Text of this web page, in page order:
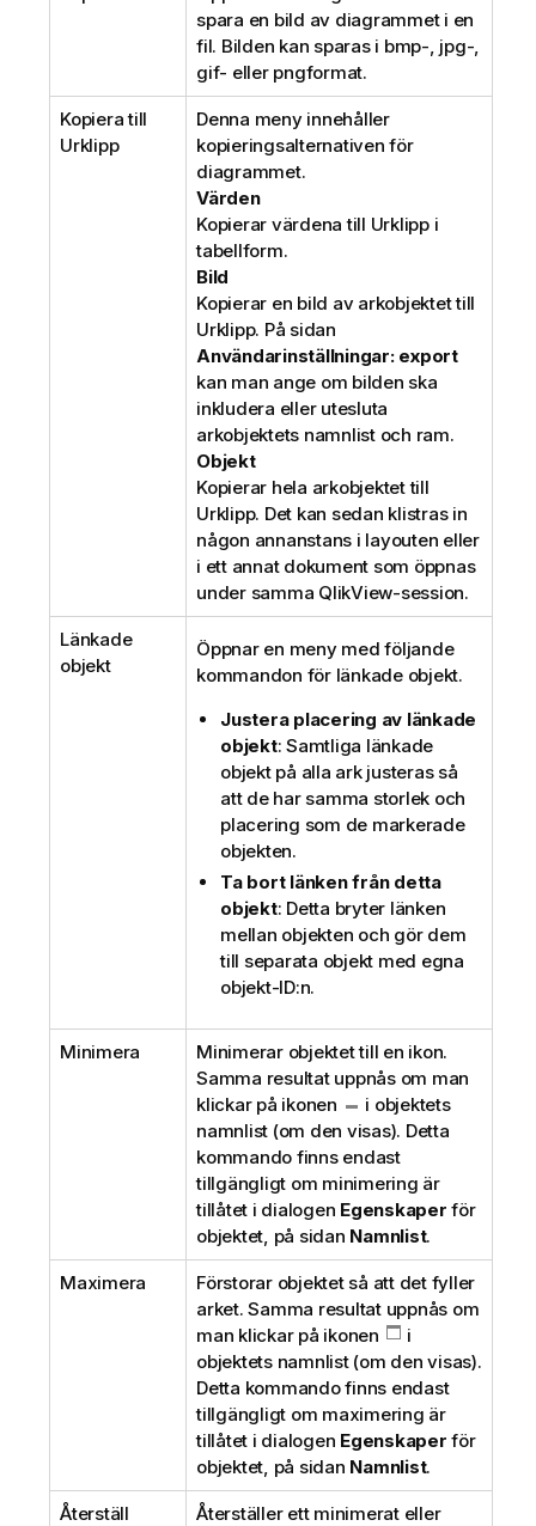
spara en bild av diagrammet i en
fil. Bilden kan sparas i bmp-, jpg-,
gif- eller pngformat.
Kopiera till
Urklipp
Denna meny innehåller
kopieringsalternativen för
diagrammet.
Värden
Kopierar värdena till Urklipp i
tabellform.
Bild
Kopierar en bild av arkobjektet till
Urklipp. På sidan
Användarinställningar: export
kan man ange om bilden ska
inkludera eller utesluta
arkobjektets namnlist och ram.
Objekt
Kopierar hela arkobjektet till
Urklipp. Det kan sedan klistras in
någon annanstans i layouten eller
i ett annat dokument som öppnas
under samma QlikView-session.
Länkade
objekt
Öppnar en meny med följande
kommandon för länkade objekt.
Justera placering av länkade
objekt: Samtliga länkade
objekt på alla ark justeras så
att de har samma storlek och
placering som de markerade
objekten.
Ta bort länken från detta
objekt: Detta bryter länken
mellan objekten och gör dem
till separata objekt med egna
objekt-ID:n.
Minimera
Minimerar objektet till en ikon.
Samma resultat uppnås om man
klickar på ikonen
i objektets
namnlist (om den visas). Detta
kommando finns endast
tillgängligt om minimering är
tillåtet i dialogen Egenskaper för
objektet, på sidan Namnlist.
Maximera
Förstorar objektet så att det fyller
arket. Samma resultat uppnås om
man klickar på ikonen
i
objektets namnlist (om den visas).
Detta kommando finns endast
tillgängligt om maximering är
tillåtet i dialogen Egenskaper för
objektet, på sidan Namnlist.
Återställ
Återställer ett minimerat eller